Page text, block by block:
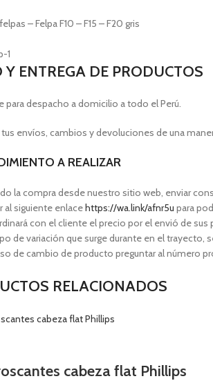
– Felpa F10 – F15 – F20 gris
Y ENTREGA DE PRODUCTOS
para despacho a domicilio a todo el Perú.
tus envíos, cambios y devoluciones de una
A REALIZAR
la compra desde nuestro sitio web, enviar
al siguiente enlacehttps://wa.link/afnr5u para
con el cliente el precio por el envió de
de variación que surge durante en el trayecto,
de cambio de producto preguntar al número
RELACIONADOS
cabeza flat Phillips